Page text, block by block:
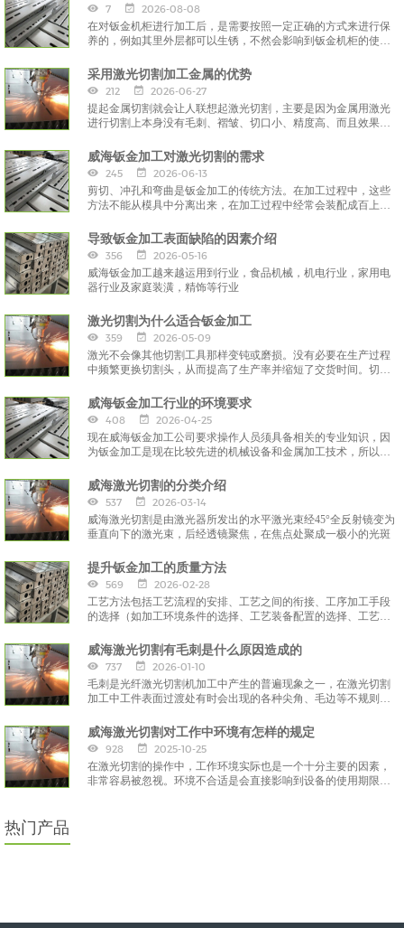
7
2026-08-08
在对钣金机柜进行加工后，是需要按照一定正确的方式来进行保
养的，例如其里外层都可以生锈，不然会影响到钣金机柜的使用
采用激光切割加工金属的优势
212
2026-06-27
提起金属切割就会让人联想起激光切割，主要是因为金属用激光
进行切割上本身没有毛刺、褶皱、切口小、精度高、而且效果比
威海钣金加工对激光切割的需求
245
2026-06-13
剪切、冲孔和弯曲是钣金加工的传统方法。在加工过程中，这些
方法不能从模具中分离出来，在加工过程中经常会装配成百上千
导致钣金加工表面缺陷的因素介绍
356
2026-05-16
威海钣金加工越来越运用到行业，食品机械，机电行业，家用电
器行业及家庭装潢，精饰等行业
激光切割为什么适合钣金加工
359
2026-05-09
激光不会像其他切割工具那样变钝或磨损。没有必要在生产过程
中频繁更换切割头，从而提高了生产率并缩短了交货时间。切割
威海钣金加工行业的环境要求
408
2026-04-25
现在威海钣金加工公司要求操作人员须具备相关的专业知识，因
为钣金加工是现在比较先进的机械设备和金属加工技术，所以有
能，
威海激光切割的分类介绍
537
2026-03-14
威海激光切割是由激光器所发出的水平激光束经45°全反射镜变为
垂直向下的激光束，后经透镜聚焦，在焦点处聚成一极小的光斑
提升钣金加工的质量方法
569
2026-02-28
工艺方法包括工艺流程的安排、工艺之间的衔接、工序加工手段
的选择（如加工环境条件的选择、工艺装备配置的选择、工艺参
威海激光切割有毛刺是什么原因造成的
737
2026-01-10
毛刺是光纤激光切割机加工中产生的普遍现象之一，在激光切割
加工中工件表面过渡处有时会出现的各种尖角、毛边等不规则的
威海激光切割对工作中环境有怎样的规定
928
2025-10-25
在激光切割的操作中，工作环境实际也是一个十分主要的因素，
非常容易被忽视。环境不合适是会直接影响到设备的使用期限和
热门产品